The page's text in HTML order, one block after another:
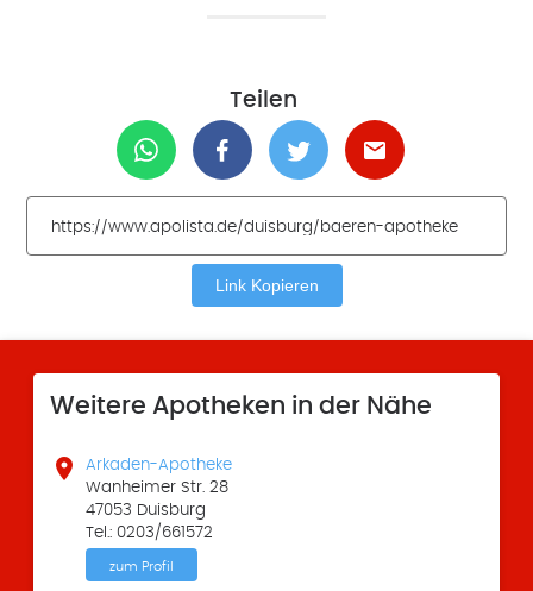
Teilen
Link Kopieren
Weitere Apotheken in der Nähe

Arkaden-Apotheke
Wanheimer Str. 28
47053 Duisburg
Tel.: 0203/661572
zum Profil